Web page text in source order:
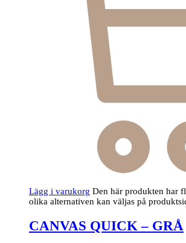
Lägg i varukorg Den här produkten har
olika alternativen kan väljas på
CANVAS QUICK – GRÅ